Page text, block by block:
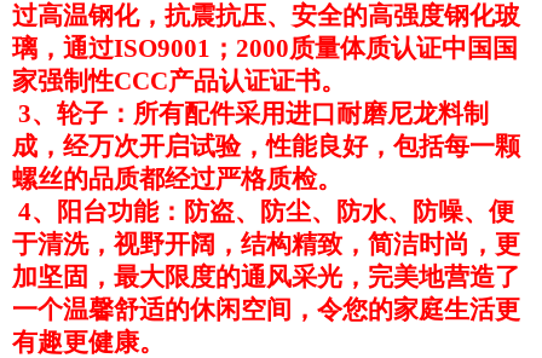
过高温钢化，抗震抗压、安全的高强度钢化玻
璃，通过ISO9001；2000质量体质认证中国国
家强制性CCC产品认证证书。
3、轮子：所有配件采用进口耐磨尼龙料制
成，经万次开启试验，性能良好，包括每一颗
螺丝的品质都经过严格质检。
4、阳台功能：防盗、防尘、防水、防噪、便
于清洗，视野开阔，结构精致，简洁时尚，更
加坚固，最大限度的通风采光，完美地营造了
一个温馨舒适的休闲空间，令您的家庭生活更
有趣更健康。